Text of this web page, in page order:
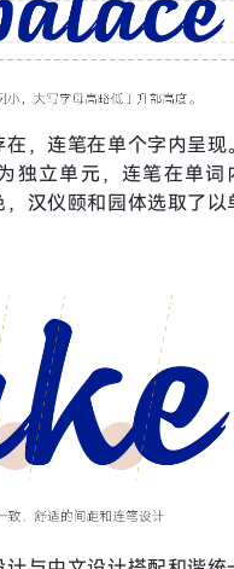
，连笔在单个字内呈现
独立单元，连笔在单词
汉仪颐和园体选取了以